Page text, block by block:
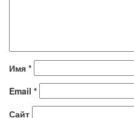
Имя *
Email *
Сайт